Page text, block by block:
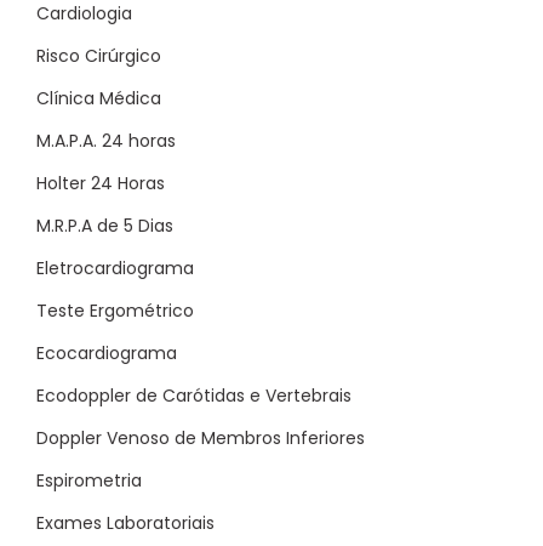
Cardiologia
Risco Cirúrgico
Clínica Médica
M.A.P.A. 24 horas
Holter 24 Horas
M.R.P.A de 5 Dias
Eletrocardiograma
Teste Ergométrico
Ecocardiograma
Ecodoppler de Carótidas e Vertebrais
Doppler Venoso de Membros Inferiores
Espirometria
Exames Laboratoriais